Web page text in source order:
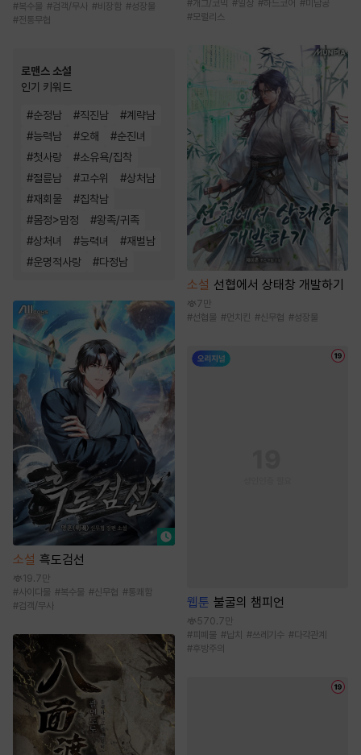
#복수물 #검객/무사 #비장함 #성장물
#전통무협
로맨스 소설
인기 키워드
#순정남 #직진남 #계략남
#능력남 #오해 #순진녀
#첫사랑 #소유욕/집착
#절륜남 #고수위 #상처남
#재회물 #집착남
#몸정>맘정 #왕족/귀족
#상처녀 #능력녀 #재벌남
#운명적사랑 #다정남
소설 흑도검선
19.7만
#사이다물 #복수물 #신무협 #통쾌함
#검객/무사
#개그/코믹 #일상 #하드코어 #미남공
#모럴리스
소설 선협에서 상태창 개발하기
7만
#선협물 #먼치킨 #신무협 #성장물
웹툰 불굴의 챔피언
570.7만
#피폐물 #납치 #쓰레기수 #다각관계
#후방주의